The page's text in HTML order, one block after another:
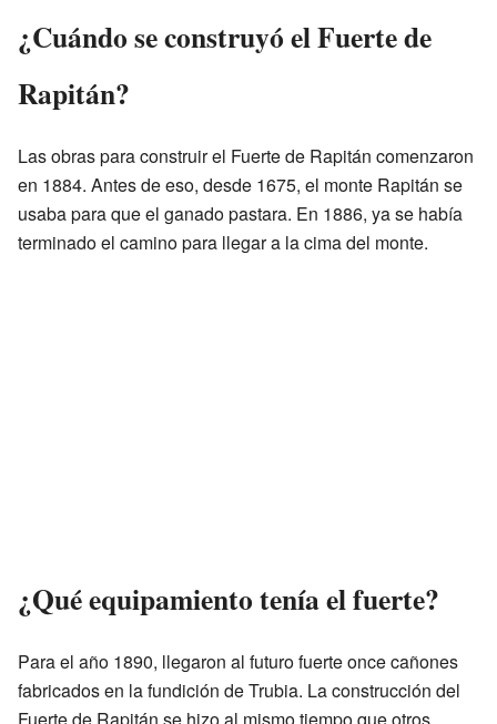
¿Cuándo se construyó el Fuerte de
Rapitán?
Las obras para construir el Fuerte de Rapitán comenzaron
en 1884. Antes de eso, desde 1675, el monte Rapitán se
usaba para que el ganado pastara. En 1886, ya se había
terminado el camino para llegar a la cima del monte.
¿Qué equipamiento tenía el fuerte?
Para el año 1890, llegaron al futuro fuerte once cañones
fabricados en la fundición de Trubia. La construcción del